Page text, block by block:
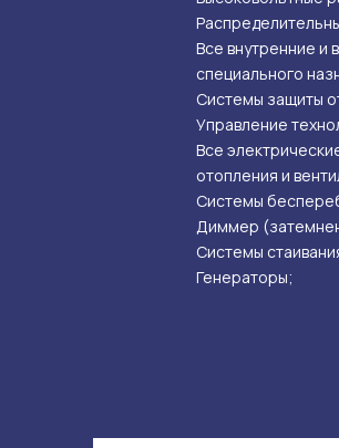
Все внутренние
специального
Системы защиты
Управление
Все
отопления и
Системы
Диммер
Системы
Генераторы;